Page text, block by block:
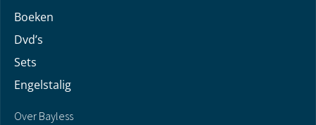
Boeken
Dvd’s
Sets
Engelstalig
Over Bayless